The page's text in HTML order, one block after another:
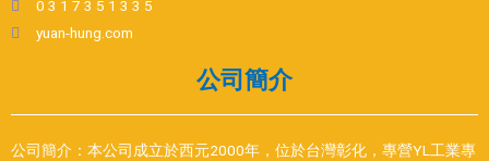
0 3 1 7 3 5 1 3 3 5
yuan-hung.com
公司簡介
公司簡介：本公司成立於西元2000年，位於台灣彰化，專營YL工業專